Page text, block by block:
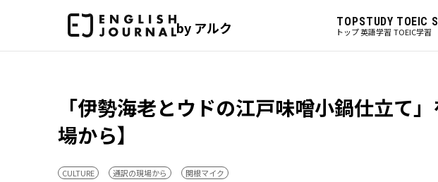
by アルク TOP
トップ
STUDY
英語学習
TOEIC
TOEIC学習
「伊勢海老とウドの江戸味噌小鍋仕立て
場から】
CULTURE 通訳の現場から 関根マイク